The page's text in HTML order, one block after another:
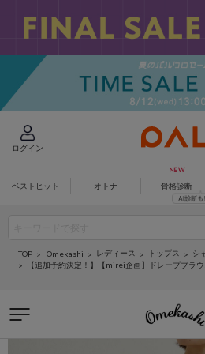
ログイン
ベストヒット オトナ 骨格診断
TOP Omekashi レディース トップス
シ
【追加予約決定！】【mirei企画】ドレープブラウ